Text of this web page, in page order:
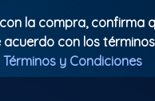
la compra, confirma
acuerdo con los
Términos y Condiciones